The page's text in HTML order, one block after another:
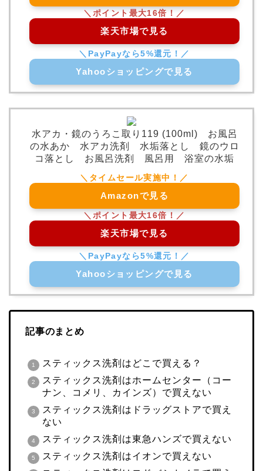
楽天市場で見る
Yahooショッピングで見る
水アカ・鏡のうろこ取り119 (100ml) お風呂
の水あか 水アカ洗剤 水垢落とし 鏡のウロ
コ落とし お風呂洗剤 風呂用 浴室の水垢
Amazonで見る
楽天市場で見る
Yahooショッピングで見る
記事のまとめ
スティックス洗剤はどこで買える？
スティックス洗剤はホームセンター（コー
ナン、コメリ、カインズ）で買えない
スティックス洗剤はドラッグストアで買え
ない
スティックス洗剤は東急ハンズで買えない
スティックス洗剤はイオンで買えない